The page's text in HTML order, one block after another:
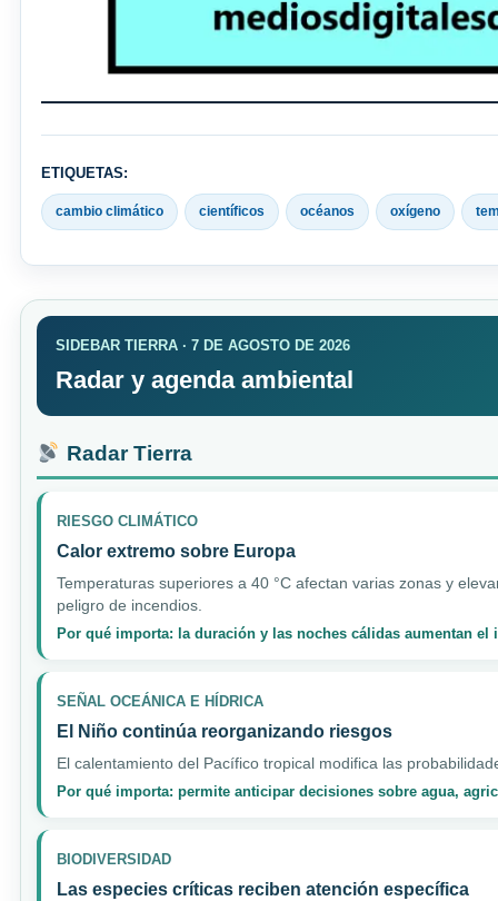
ETIQUETAS:
cambio climático científicos océanos oxígeno
SIDEBAR TIERRA · 7 DE AGOSTO DE 2026
Radar y agenda ambiental
Radar Tierra
RIESGO CLIMÁTICO
Calor extremo sobre Europa
Temperaturas superiores a 40 °C afectan varias zonas y
peligro de incendios.
Por qué importa: la duración y las noches cálidas aumentan el
SEÑAL OCEÁNICA E HÍDRICA
El Niño continúa reorganizando riesgos
El calentamiento del Pacífico tropical modifica las
Por qué importa: permite anticipar decisiones sobre agua,
BIODIVERSIDAD
Las especies críticas reciben atención específica